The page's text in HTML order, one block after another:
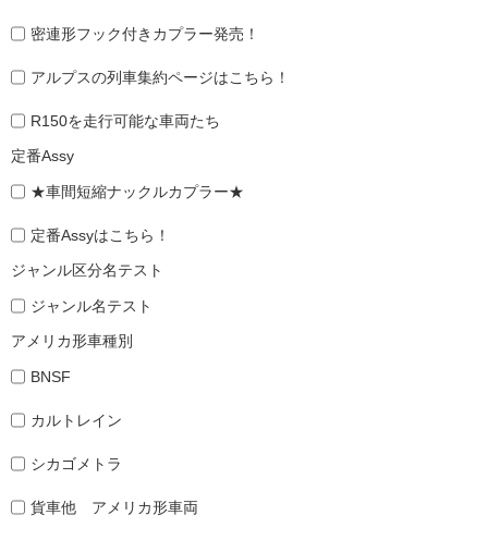
密連形フック付きカプラー発売！
アルプスの列車集約ページはこちら！
R150を走行可能な車両たち
定番Assy
★車間短縮ナックルカプラー★
定番Assyはこちら！
ジャンル区分名テスト
ジャンル名テスト
アメリカ形車種別
BNSF
カルトレイン
シカゴメトラ
貨車他 アメリカ形車両